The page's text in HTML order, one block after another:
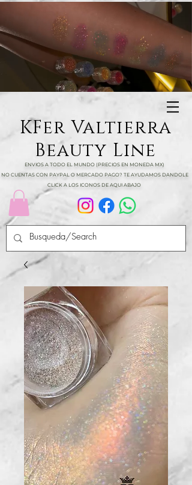
KFer Valtierra
Beauty Line
ENVIOS A TODO EL MUNDO (PRECIOS EN MONEDA MX)
NO CUENTAS CON PAYPAL O MERCADO PAGO? TE AYUDAMOS DANDOLE
CLICK A LOS ICONOS DE AQUI ABAJO